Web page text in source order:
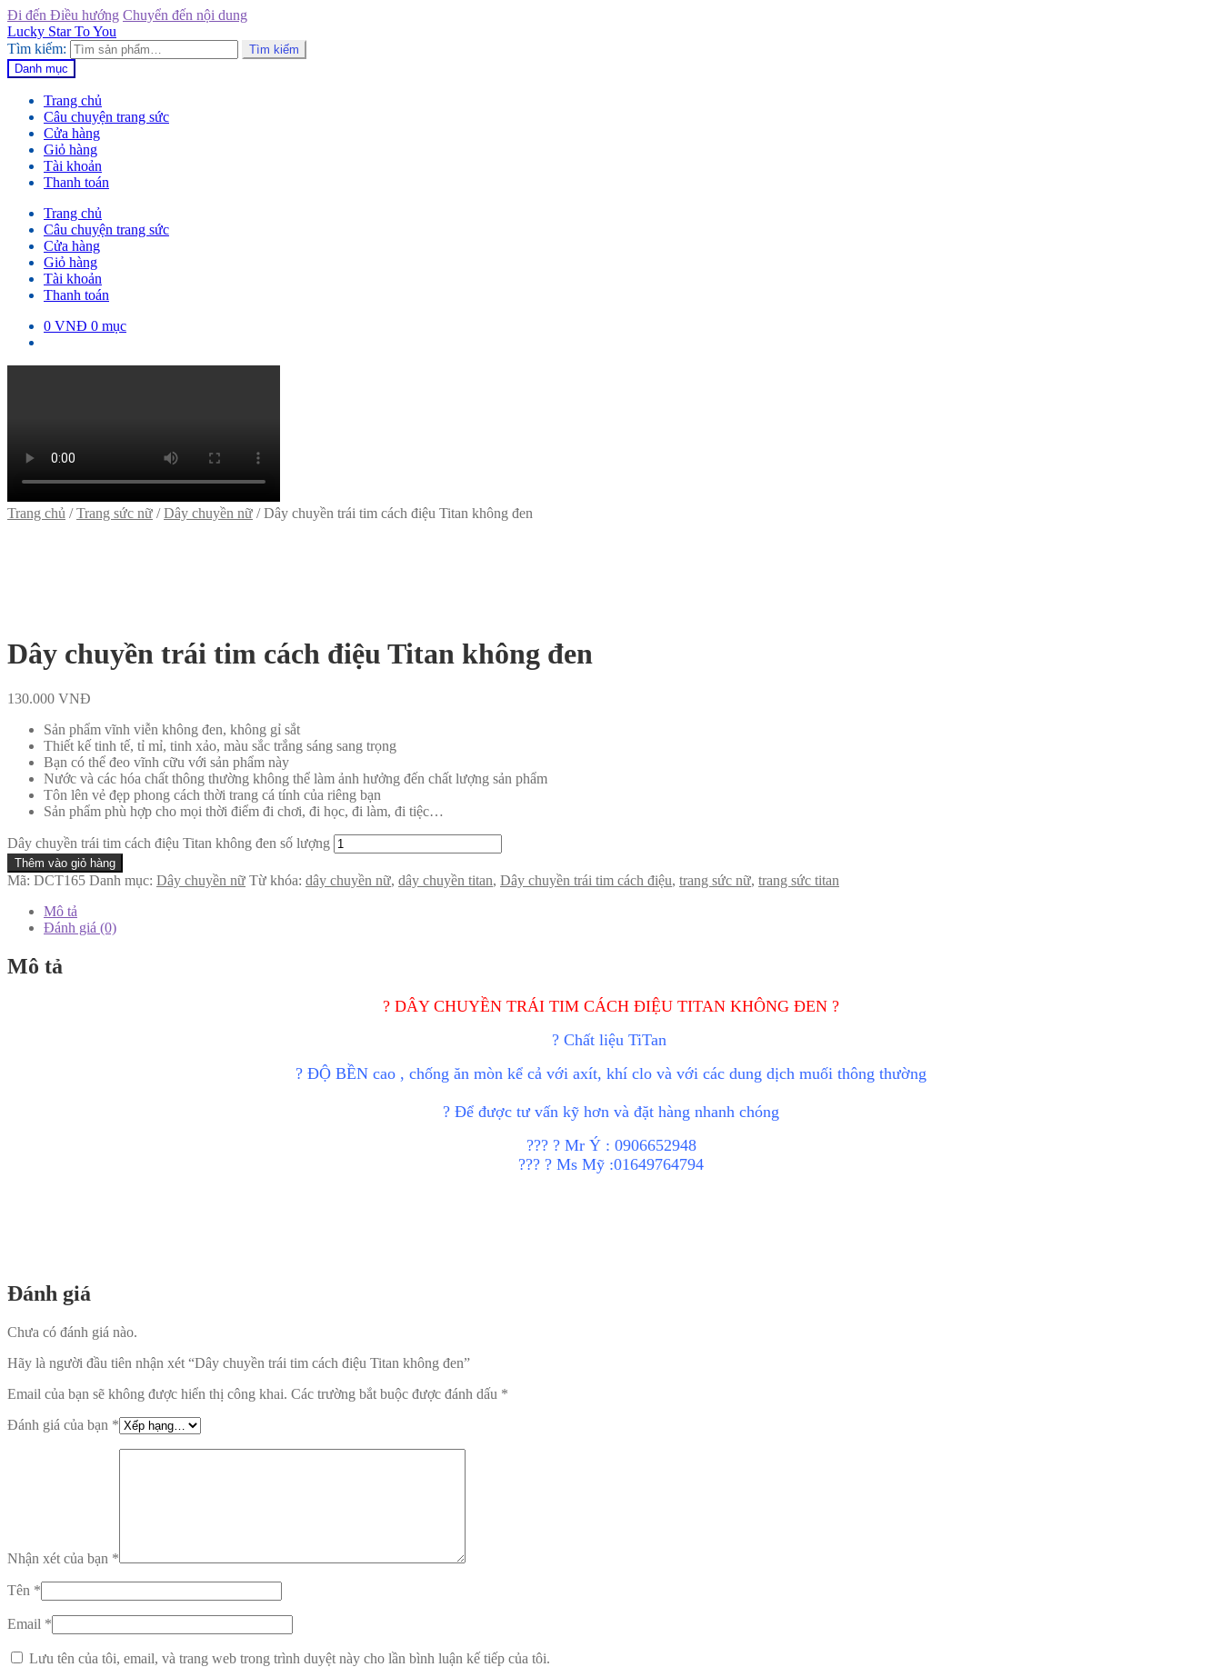
Đi đến Điều hướng Chuyển đến nội dung
Lucky Star To You
Tìm kiếm:
Tìm kiếm
Danh mục
Trang chủ
Câu chuyện trang sức
Cửa hàng
Giỏ hàng
Tài khoản
Thanh toán
Trang chủ
Câu chuyện trang sức
Cửa hàng
Giỏ hàng
Tài khoản
Thanh toán
0 VNĐ 0 mục
Trang chủ /Trang sức nữ /Dây chuyền nữ /Dây chuyền trái tim cách điệu Titan không đen
Dây chuyền trái tim cách điệu Titan không đen
130.000 VNĐ
Sản phẩm vĩnh viễn không đen, không gỉ sắt
Thiết kế tinh tế, tỉ mỉ, tinh xảo, màu sắc trắng sáng sang trọng
Bạn có thể đeo vĩnh cữu với sản phẩm này
Nước và các hóa chất thông thường không thể làm ảnh hưởng đến chất lượng sản phẩm
Tôn lên vẻ đẹp phong cách thời trang cá tính của riêng bạn
Sản phẩm phù hợp cho mọi thời điểm đi chơi, đi học, đi làm, đi tiệc…
Dây chuyền trái tim cách điệu Titan không đen số lượng
Thêm vào giỏ hàng
Mã: DCT165 Danh mục: Dây chuyền nữ Từ khóa: dây chuyền nữ, dây chuyền titan, Dây chuyền trái tim cách điệu, trang sức nữ, trang sức titan
Mô tả
Đánh giá (0)
Mô tả
? DÂY CHUYỀN TRÁI TIM CÁCH ĐIỆU TITAN KHÔNG ĐEN ?
? Chất liệu TiTan
? ĐỘ BỀN cao , chống ăn mòn kể cả với axít, khí clo và với các dung dịch muối thông thường
? Để được tư vấn kỹ hơn và đặt hàng nhanh chóng
??? ? Mr Ý : 0906652948
??? ? Ms Mỹ :01649764794
Đánh giá
Chưa có đánh giá nào.
Hãy là người đầu tiên nhận xét “Dây chuyền trái tim cách điệu Titan không đen”
Email của bạn sẽ không được hiển thị công khai. Các trường bắt buộc được đánh dấu *
Đánh giá của bạn *
Nhận xét của bạn *
Tên *
Email *
Lưu tên của tôi, email, và trang web trong trình duyệt này cho lần bình luận kế tiếp của tôi.